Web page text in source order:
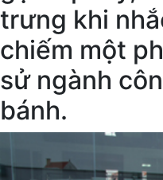
trưng khi
chiếm một
sử ngành
bánh.